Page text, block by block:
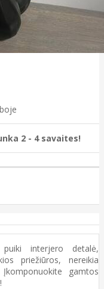
2 - 4 savaites!
interjero detalė,
priežiūros, nereikia
gamtos